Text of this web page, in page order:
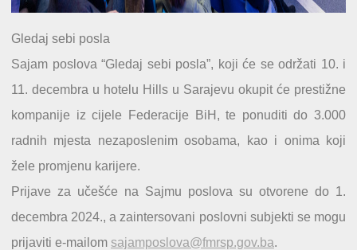
Gledaj sebi posla
Sajam poslova “Gledaj sebi posla”, koji će se održati 10. i
11. decembra u hotelu Hills u Sarajevu okupit će prestižne
kompanije iz cijele Federacije BiH, te ponuditi do 3.000
radnih mjesta nezaposlenim osobama, kao i onima koji
žele promjenu karijere.
Prijave za učešće na Sajmu poslova su otvorene do 1.
decembra 2024., a zaintersovani poslovni subjekti se mogu
prijaviti e-mailom sajamposlova@fmrsp.gov.ba.